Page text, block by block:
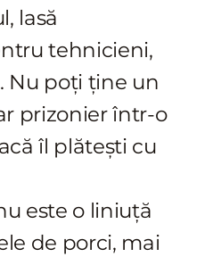
lasă
tehnicieni,
Nu poți ține un
prizonier într-o
îl plătești cu
este o liniuță
de porci, mai